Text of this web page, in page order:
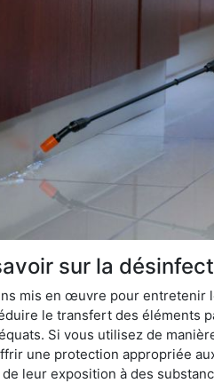
sur la
mis en œuvre pour entretenir
le transfert des éléments
Si vous utilisez de
une protection appropriée
leur exposition à des